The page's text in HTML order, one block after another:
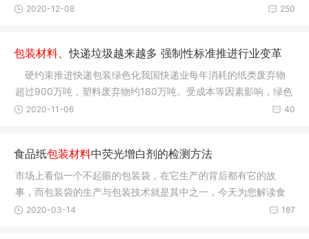
的逐渐增
250
2020-12-08
包装材料 、快递垃圾越来越多 强制性标准推进行业变革
硬约束推进快递包装绿色化我国快递业每年消耗的纸类废弃物
超过900万吨，塑料废弃物约180万吨。受成本等因素影响，绿色
包装的推
40
2020-11-06
食品纸包装材料中荧光增白剂的检测方法
市场上看似一个不起眼的包装袋，在它生产的背后都有它的故
事，而包装袋的生产与包装技术就是其中之一，今天为您解读食
品包装袋对
187
2020-03-14